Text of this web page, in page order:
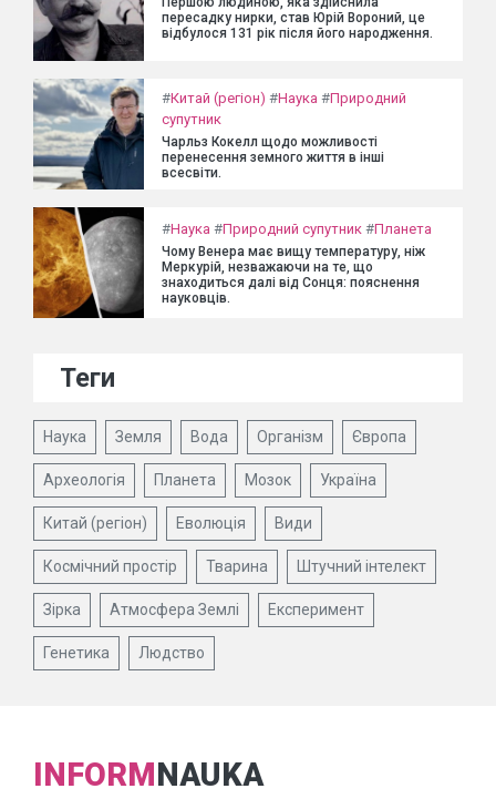
пересадку нирки, став Юрій Вороний, це
відбулося 131 рік після його народження.
#Китай (регіон) #Наука #Природний
супутник
Чарльз Кокелл щодо можливості
перенесення земного життя в інші
всесвіти.
#Наука #Природний супутник #Планета
Чому Венера має вищу температуру, ніж
Меркурій, незважаючи на те, що
знаходиться далі від Сонця: пояснення
науковців.
Теги
Наука Земля Вода Організм Європа
Археологія Планета Мозок Україна
Китай (регіон) Еволюція Види
Космічний простір Тварина Штучний інтелект
Зірка Атмосфера Землі Експеримент
Генетика Людство
INFORMNAUKA